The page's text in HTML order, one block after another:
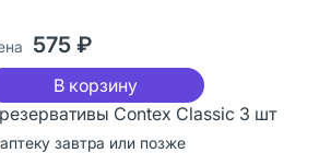
575 ₽
В корзину
Contex Classic 3 шт
завтра или позже